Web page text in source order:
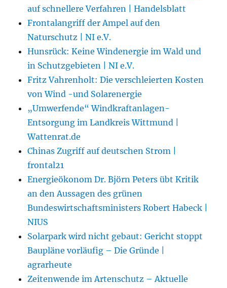
auf schnellere Verfahren | Handelsblatt
Frontalangriff der Ampel auf den
Naturschutz | NI e.V.
Hunsrück: Keine Windenergie im Wald und
in Schutzgebieten | NI e.V.
Fritz Vahrenholt: Die verschleierten Kosten
von Wind -und Solarenergie
„Umwerfende“ Windkraftanlagen-
Entsorgung im Landkreis Wittmund |
Wattenrat.de
Chinas Zugriff auf deutschen Strom |
frontal21
Energieökonom Dr. Björn Peters übt Kritik
an den Aussagen des grünen
Bundeswirtschaftsministers Robert Habeck |
NIUS
Solarpark wird nicht gebaut: Gericht stoppt
Baupläne vorläufig – Die Gründe |
agrarheute
Zeitenwende im Artenschutz – Aktuelle